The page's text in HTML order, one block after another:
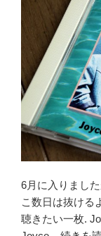
6月に入りまし
こ数日は抜ける
聴きたい一枚.